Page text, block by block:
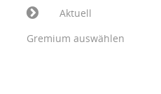
Aktuell
Gremium auswählen